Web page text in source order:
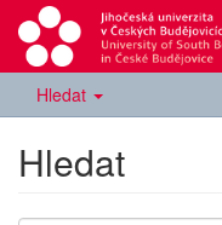
Hledat
Hledat